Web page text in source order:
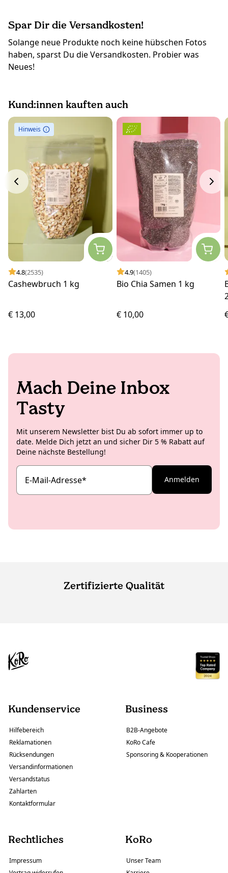
Spar Dir die Versandkosten!
Solange neue Produkte noch keine hübschen Fotos
haben, sparst Du die Versandkosten. Probier was
Neues!
Kund:innen kauften auch
Hinweis
4.8(2535)
Cashewbruch 1 kg
€ 13,00
4.9(1405)
Bio Chia Samen 1 kg
€ 10,00
Mach Deine Inbox
Tasty
Mit unserem Newsletter bist Du ab sofort immer up to
date. Melde Dich jetzt an und sicher Dir 5 % Rabatt auf
Deine nächste Bestellung!
E-Mail-Adresse* Anmelden
Zertifizierte Qualität
Kundenservice
Hilfebereich
Reklamationen
Rücksendungen
Versandinformationen
Versandstatus
Zahlarten
Kontaktformular
Business
B2B-Angebote
KoRo Cafe
Sponsoring & Kooperationen
Rechtliches
Impressum
KoRo
Unser Team